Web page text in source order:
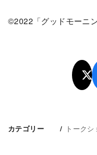
©2022「グッドモーニ
カテゴリー トークシ